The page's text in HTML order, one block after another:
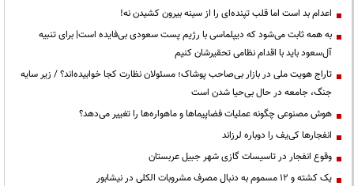
اعدام بد است اما قلب تپنده‌ای را از سینه بیرون کشیدن نه!
به همه ثابت می‌شود که دیپلماسی با رژیم پست سعودی بی‌فایده است| برای تنبیه
آل‌سعود باید با اقدام نظامی تحقیرشان کنیم
تاراج هویت ملی در بازار بی‌صاحب پوشاک؛ مسئولان نظارت کجا خوابیده‌اند؟ / زیر سایه
جنگ، جامعه در حال بی‌حیا شدن است
هوش مصنوعی چگونه عملیات فضاپیماها و ماهواره‌ها را تغییر می‌دهد؟
انفجارها کی‌یف را دوباره لرزاند
وقوع انفجار در تاسیسات گازی شهر جبیل عربستان
یک کشته و ۱۲ مسموم به دنبال مصرف مشروبات الکلی در نیشابور